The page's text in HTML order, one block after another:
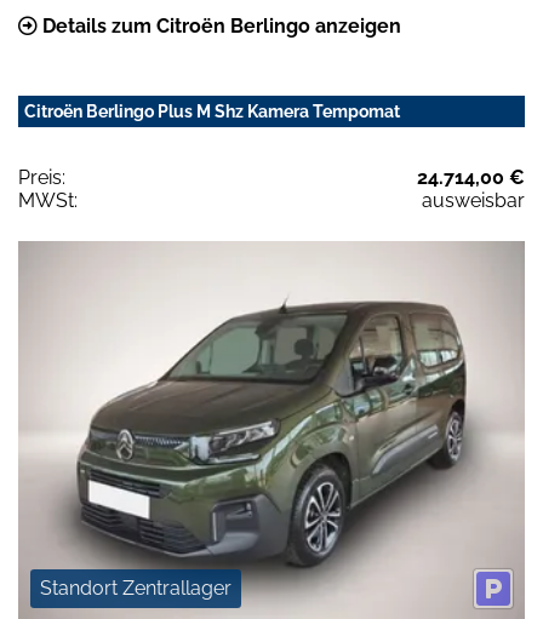
Details zum Citroën Berlingo anzeigen
Citroën Berlingo Plus M Shz Kamera Tempomat
Preis:
24.714,00 €
MWSt:
ausweisbar
Standort Zentrallager